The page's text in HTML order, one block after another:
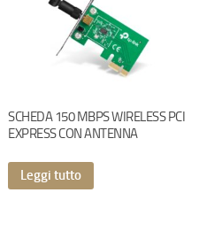
SCHEDA 150 MBPS WIRELESS PCI
EXPRESS CON ANTENNA
Leggi tutto